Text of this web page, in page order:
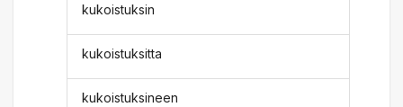
kukoistuksin
kukoistuksitta
kukoistuksineen